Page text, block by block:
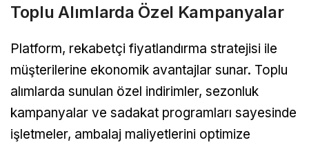
Toplu Alımlarda Özel Kampanyalar
Platform, rekabetçi fiyatlandırma stratejisi ile
müşterilerine ekonomik avantajlar sunar. Toplu
alımlarda sunulan özel indirimler, sezonluk
kampanyalar ve sadakat programları sayesinde
işletmeler, ambalaj maliyetlerini optimize